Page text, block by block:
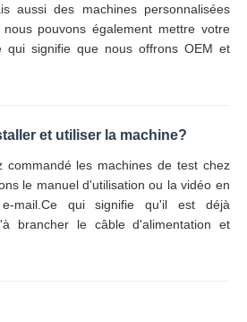
aussi des machines personnalisées
pouvons également mettre votre
qui signifie que nous offrons OEM et
et utiliser la machine?
commandé les machines de test chez
le manuel d'utilisation ou la vidéo en
mail.Ce qui signifie qu'il est déjà
brancher le câble d'alimentation et